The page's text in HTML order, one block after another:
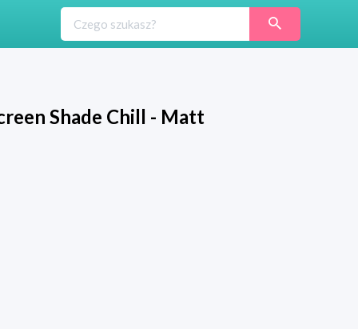
Shade Chill - Matt